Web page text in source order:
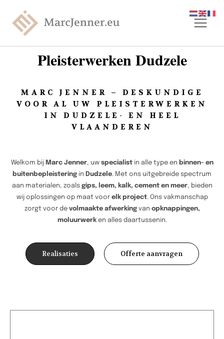
Pleisterwerken Dudzele
MARC JENNER – DESKUNDIGE
VOOR AL UW PLEISTERWERKEN
IN DUDZELE- EN HEEL
VLAANDEREN
Welkom bij Marc Jenner, uw specialistin alle type en binnen- en
buitenbepleistering in Dudzele. Met ons uitgebreide spectrum
aan materialen, zoals gips, leem, kalk, cement en meer, bieden
wij oplossingen op maat voor elk project. Ons vakmanschap
zorgt voor de volmaakte afwerkingvan opknappingen,
moluurwerken alles daartussenin.
Realisaties Offerte aanvragen